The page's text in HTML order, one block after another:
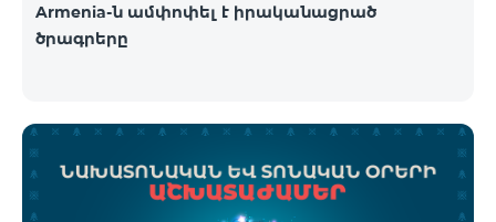
Armenia-ն ամփոփել է իրականացրած
ծրագրերը